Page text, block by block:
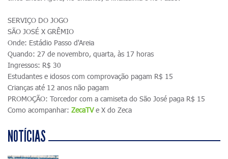
SERVIÇO DO JOGO
SÃO JOSÉ X GRÊMIO
Onde: Estádio Passo d'Areia
Quando: 27 de novembro, quarta, às 17 horas
Ingressos: R$ 30
Estudantes e idosos com comprovação pagam R$ 15
Crianças até 12 anos não pagam
PROMOÇÃO: Torcedor com a camiseta do São José paga R$ 15
Como acompanhar: ZecaTVe X do Zeca
NOTÍCIAS